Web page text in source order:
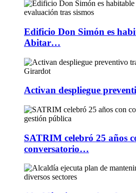
Edificio Don Simón es
Abitar…
Activan despliegue
SATRIM celebró 25 años
conversatorio…